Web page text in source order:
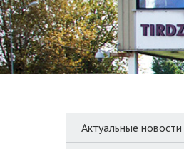
Актуальные новости